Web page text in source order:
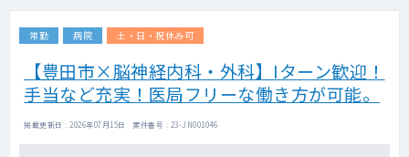
置、骨密度測定装置、経鼻内視鏡、心電図、
診断に必要な機器を揃えていますので、先生
の診療にご活用ください。
時からの早出勤務をお願いすることがありま
す。
常勤 病院 土・日・祝休み可
【豊田市×脳神経内科・外科】Iターン歓迎！
手当など充実！医局フリーな働き方が可能。
掲載更新日 : 2026年07月15日 案件番号 : 23-JN001046